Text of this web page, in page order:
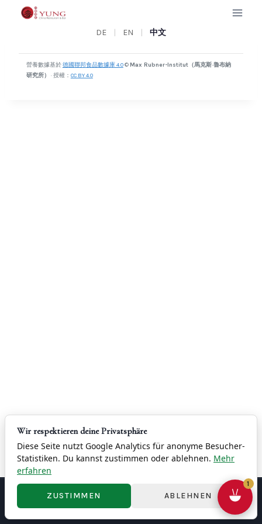
餐
菜
DE | EN | 中文
營養數據基於德國聯邦食品數據庫 4.0© Max Rubner-Institut（馬克斯·魯布納
研究所）
· 授權： CC BY 4.0
联系 版权隐私政策 Cookie 設定
© 2026 China Restaurant Yung - 容龍酒家
Wir respektieren deine Privatsphäre
Diese Seite nutzt Google Analytics für anonyme Besucher-
Statistiken. Du kannst zustimmen oder ablehnen. Mehr
erfahren
ZUSTIMMEN ABLEHNEN
1